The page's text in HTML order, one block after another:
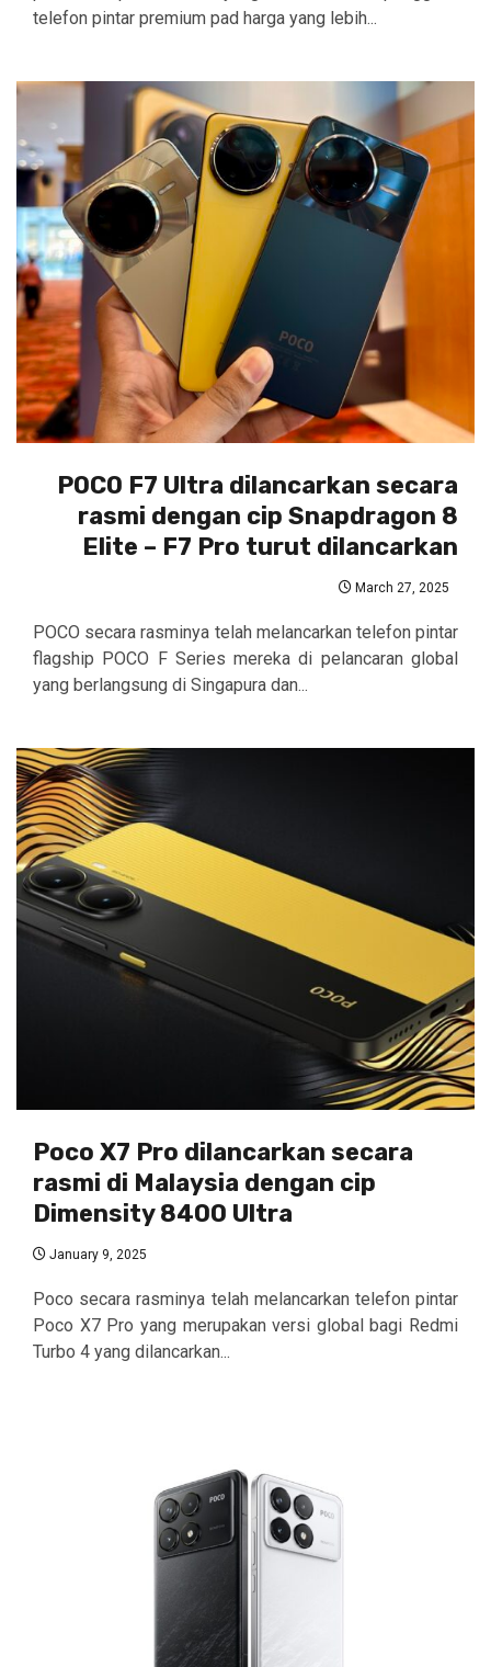
telefon pintar premium pad harga yang lebih...
POCO F7 Ultra dilancarkan secara
rasmi dengan cip Snapdragon 8
Elite – F7 Pro turut dilancarkan
March 27, 2025
POCO secara rasminya telah melancarkan telefon pintar
flagship POCO F Series mereka di pelancaran global
yang berlangsung di Singapura dan...
Poco X7 Pro dilancarkan secara
rasmi di Malaysia dengan cip
Dimensity 8400 Ultra
January 9, 2025
Poco secara rasminya telah melancarkan telefon pintar
Poco X7 Pro yang merupakan versi global bagi Redmi
Turbo 4 yang dilancarkan...